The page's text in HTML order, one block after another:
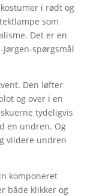
i rødt og
som
Det er en
spørgsmål
Den løfter
og over i en
tydeligvis
en undren. Og
vildere undren
komponeret
både klikker og